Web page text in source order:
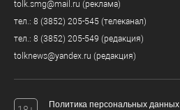
tolk.smg@mail.ru (реклама)
тел.: 8 (3852) 205-545 (телеканал)
тел.: 8 (3852) 205-549 (редакция)
tolknews@yandex.ru (редакция)
Политика персональных данных